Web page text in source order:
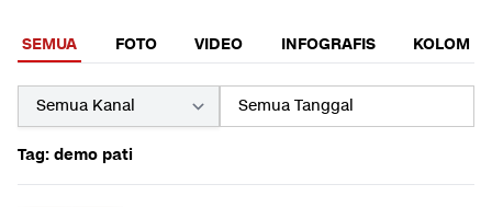
SEMUA FOTO VIDEO INFOGRAFIS KOLOM
Tag: demo pati